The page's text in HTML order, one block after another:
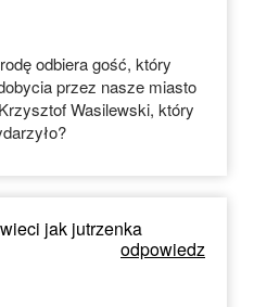
odbiera gość, który
przez nasze miasto
Wasilewski, który
jak jutrzenka
odpowiedz